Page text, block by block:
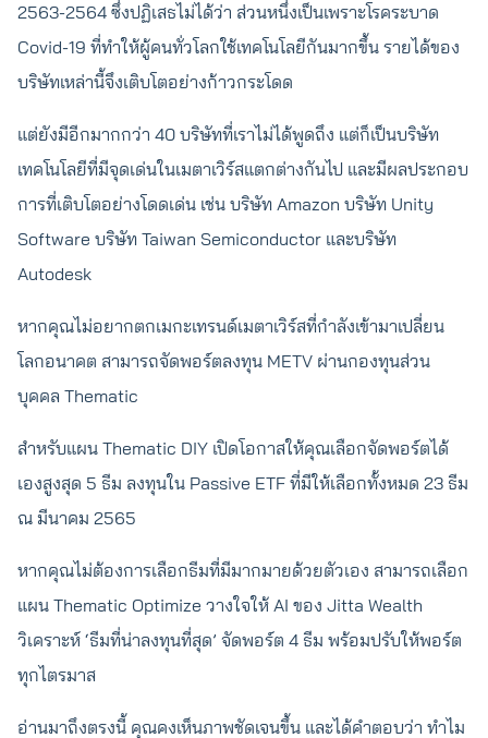
2563-2564 ซึ่งปฏิเสธไม่ได้ว่า ส่วนหนึ่งเป็นเพราะโรคระบาด
Covid-19 ที่ทำให้ผู้คนทั่วโลกใช้เทคโนโลยีกันมากขึ้น รายได้ของ
บริษัทเหล่านี้จึงเติบโตอย่างก้าวกระโดด
แต่ยังมีอีกมากกว่า 40 บริษัทที่เราไม่ได้พูดถึง แต่ก็เป็นบริษัท
เทคโนโลยีที่มีจุดเด่นในเมตาเวิร์สแตกต่างกันไป และมีผลประกอบ
การที่เติบโตอย่างโดดเด่น เช่น บริษัท Amazon บริษัท Unity
Software บริษัท Taiwan Semiconductor และบริษัท
Autodesk
หากคุณไม่อยากตกเมกะเทรนด์เมตาเวิร์สที่กำลังเข้ามาเปลี่ยน
โลกอนาคต สามารถจัดพอร์ตลงทุน METV ผ่านกองทุนส่วน
บุคคล Thematic
สำหรับแผน Thematic DIY เปิดโอกาสให้คุณเลือกจัดพอร์ตได้
เองสูงสุด 5 ธีม ลงทุนใน Passive ETF ที่มีให้เลือกทั้งหมด 23 ธีม
ณ มีนาคม 2565
หากคุณไม่ต้องการเลือกธีมที่มีมากมายด้วยตัวเอง สามารถเลือก
แผน Thematic Optimize วางใจให้ AI ของ Jitta Wealth
วิเคราะห์ ‘ธีมที่น่าลงทุนที่สุด’ จัดพอร์ต 4 ธีม พร้อมปรับให้พอร์ต
ทุกไตรมาส
อ่านมาถึงตรงนี้ คุณคงเห็นภาพชัดเจนขึ้น และได้คำตอบว่า ทำไม